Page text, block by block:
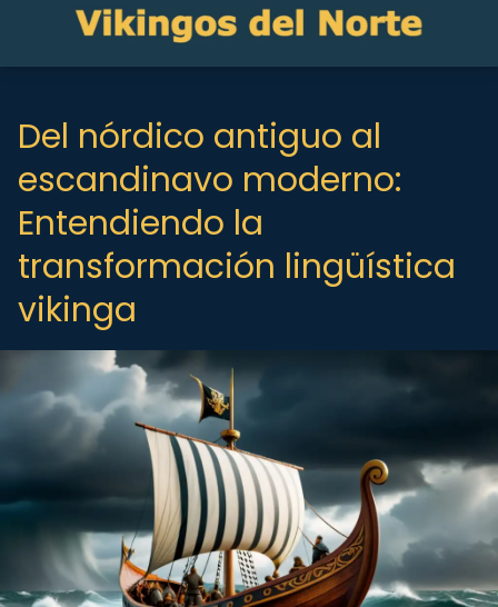
Del nórdico antiguo al
escandinavo moderno:
Entendiendo la
transformación lingüística
vikinga